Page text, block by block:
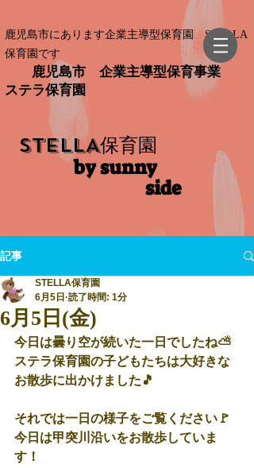
鹿児島市にあります企業主導型保育園 STELLA
保育園です
鹿児島市 企業主導型保育事業
ステラ保育園
STELLA保育園
by sunny
side​
記事
6月5日(金)
STELLA保育園
6月5日 読了時間: 1分
今日は曇り空が続いた一日でしたね⛅
ステラ保育園の子どもたちは大好きな
お散歩に出かけました🎵
それでは一日の様子をご覧ください🚩
今日は甲突川沿いをお散歩していま
す！